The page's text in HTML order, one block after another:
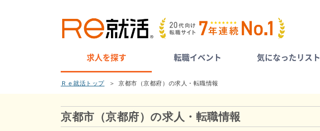
求人を探す 転職イベント 気になったリスト
Ｒｅ就活トップ 京都市（京都府）の求人・転職情報
京都市（京都府）の求人・転職情報